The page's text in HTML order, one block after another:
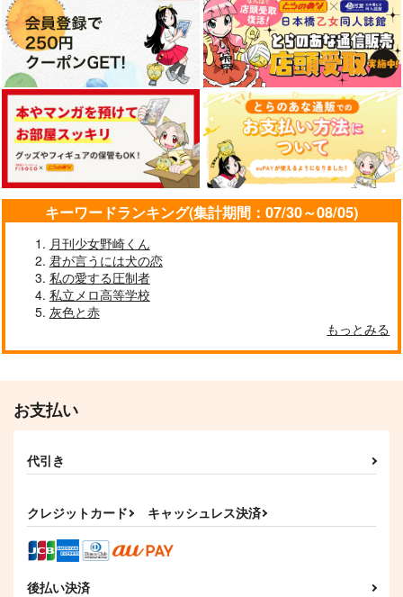
Cutie, Sexy, ???
サボサボサボテン
787円 （税込）
アラスター
サンプル
作品詳細
夜禽は王の傍らに
仄彩方程式
1,650円 （税込）
五条悟×伏黒恵
サンプル
作品詳細
キーワードランキング(集計期間：07/30～08/05)
月刊少女野崎くん
君が言うには犬の恋
私の愛する圧制者
私立メロ高等学校
灰色と赤
もっとみる
お支払い
代引き
クレジットカード キャッシュレス決済
後払い決済